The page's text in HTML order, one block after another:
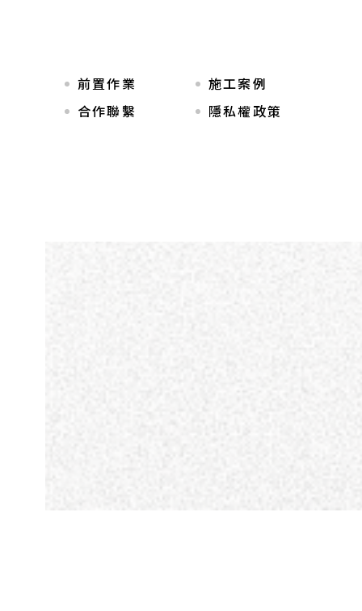
前置作業
施工案例
合作聯繫
隱私權政策